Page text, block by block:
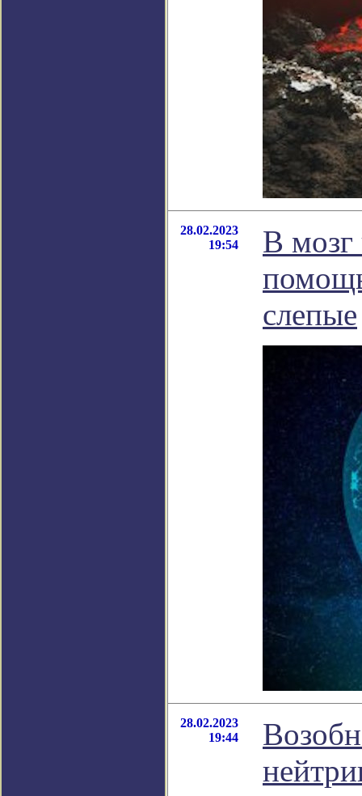
28.02.2023
19:54
В мозг
слепые
28.02.2023
19:44